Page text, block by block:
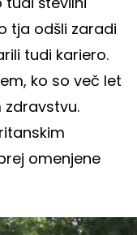
tja odšli zaradi
tudi kariero.
ko so več let
zdravstvu.
omenjene